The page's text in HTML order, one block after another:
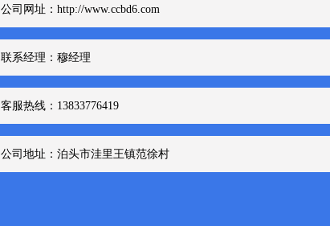
公司网址：http://www.ccbd6.com
联系经理：穆经理
客服热线：13833776419
公司地址：泊头市洼里王镇范徐村